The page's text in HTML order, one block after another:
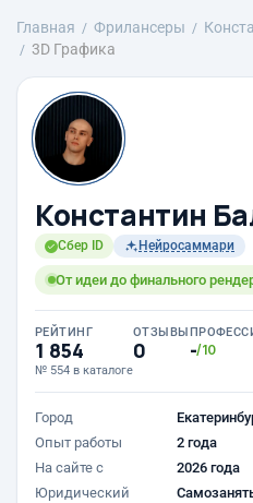
Главная Фрилансеры
3D Графика
Константин
Сбер ID Нейросаммари
От идеи до финального
РЕЙТИНГ
1 854
№ 554 в каталоге
ОТЗЫВЫ
0 -/10
Город
Опыт работы
2 года
На сайте с
2026 года
Юридический